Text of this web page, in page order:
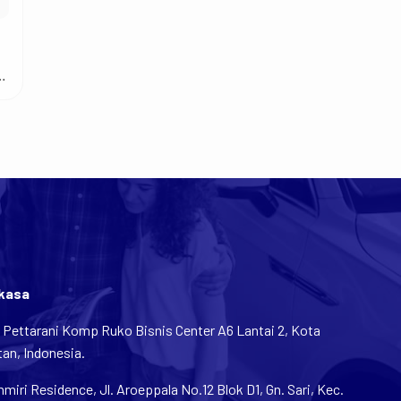
Komp Ruko Bisnis Center A6 Lantai 2, Kota
Indonesia.
Residence, Jl. Aroeppala No.12 Blok D1, Gn. Sari, Kec.